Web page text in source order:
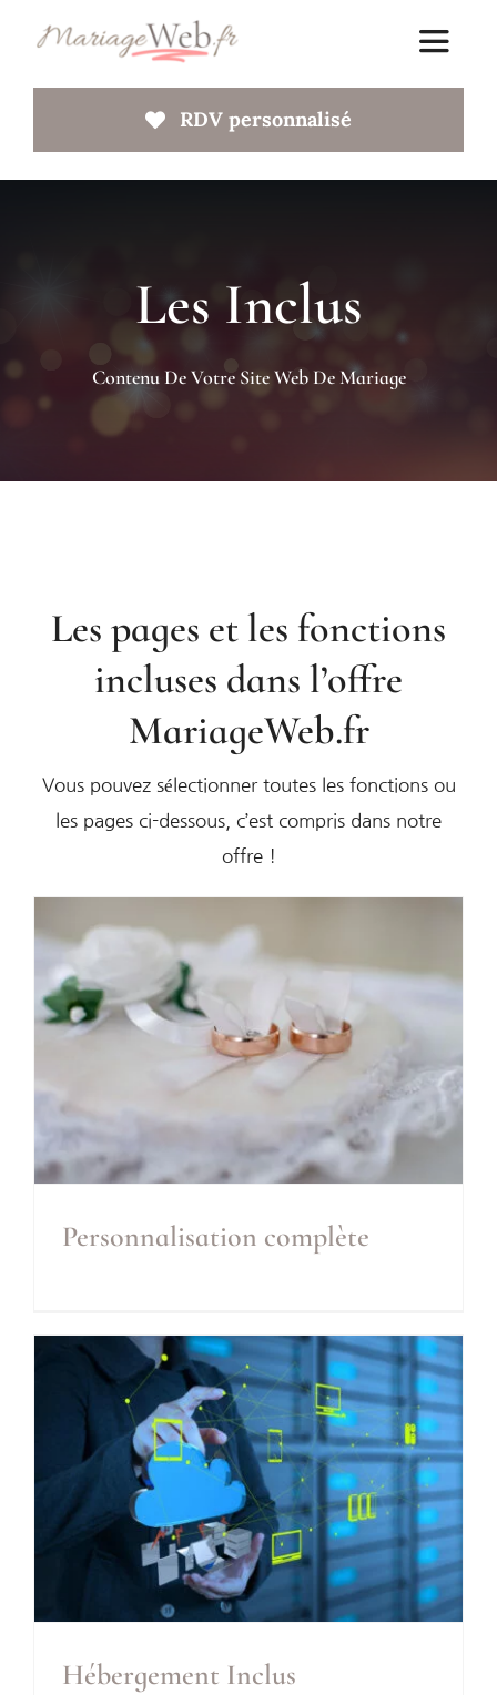
contenu
Toggle
Votre site web
RDV personnalisé
Les Inclus
Contenu De Votre Site Web De Mariage
Les pages et les fonctions
incluses dans l’offre
MariageWeb.fr
Vous pouvez sélectionner toutes les fonctions ou
les pages ci-dessous, c’est compris dans notre
offre !
Personnalisation complète
Inclus
Personnalisation complète
Hébergement Inclus